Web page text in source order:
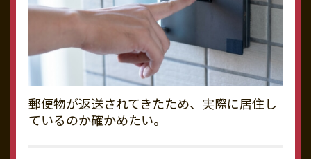
郵便物が返送されてきたため、実際に居住し
ているのか確かめたい。